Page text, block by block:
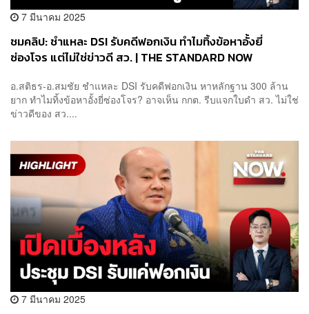
7 มีนาคม 2025
ชมคลิป: ชำแหละ DSI รับคดีฟอกเงิน ทำไมทิ้งข้อหาอั้งยี่
ซ่องโจร แต่ไม่ใช่ข่าวดี สว. | THE STANDARD NOW
อ.สติธร-อ.สมชัย ชำแหละ DSI รับคดีฟอกเงิน หาหลักฐาน 300 ล้าน
ยาก ทำไมทิ้งข้อหาอั้งยี่ซ่องโจร? อาจเห็น กกต. รีบแจกใบดำ สว. ไม่ใช่
ข่าวดีของ สว....
7 มีนาคม 2025